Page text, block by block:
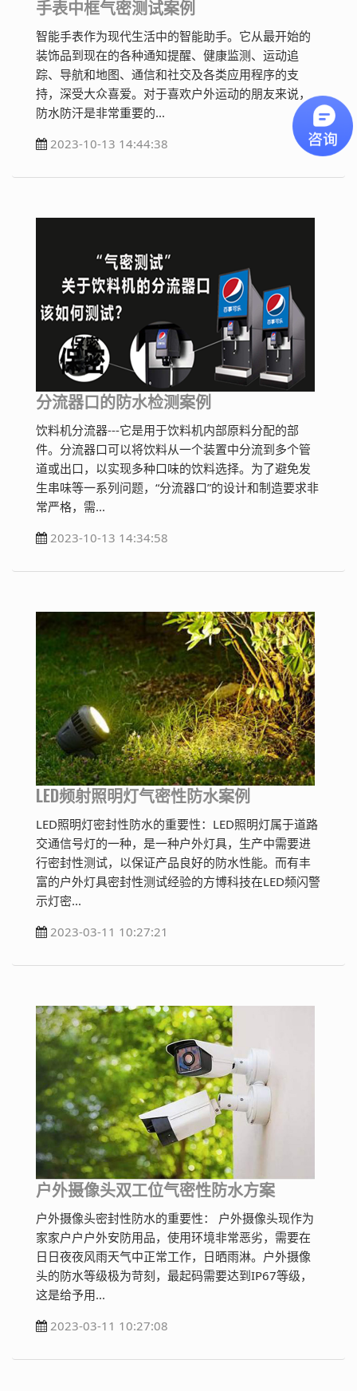
手表中框气密测试案例
智能手表作为现代生活中的智能助手。它从最开始的
装饰品到现在的各种通知提醒、健康监测、运动追
踪、导航和地图、通信和社交及各类应用程序的支
持，深受大众喜爱。对于喜欢户外运动的朋友来说，
防水防汗是非常重要的...
2023-10-13 14:44:38
分流器口的防水检测案例
饮料机分流器---它是用于饮料机内部原料分配的部
件。分流器口可以将饮料从一个装置中分流到多个管
道或出口，以实现多种口味的饮料选择。为了避免发
生串味等一系列问题，“分流器口”的设计和制造要求非
常严格，需...
2023-10-13 14:34:58
LED频射照明灯气密性防水案例
LED照明灯密封性防水的重要性：LED照明灯属于道路
交通信号灯的一种，是一种户外灯具，生产中需要进
行密封性测试，以保证产品良好的防水性能。而有丰
富的户外灯具密封性测试经验的方博科技在LED频闪警
示灯密...
2023-03-11 10:27:21
户外摄像头双工位气密性防水方案
户外摄像头密封性防水的重要性： 户外摄像头现作为
家家户户户外安防用品，使用环境非常恶劣，需要在
日日夜夜风雨天气中正常工作，日晒雨淋。户外摄像
头的防水等级极为苛刻，最起码需要达到IP67等级，
这是给予用...
2023-03-11 10:27:08